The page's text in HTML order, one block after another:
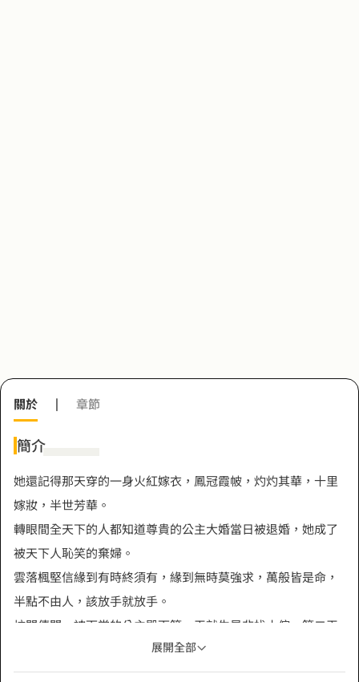
關於 | 章節
簡介
她還記得那天穿的一身火紅嫁衣，鳳冠霞帔，灼灼其華，十里
嫁妝，半世芳華。
轉眼間全天下的人都知道尊貴的公主大婚當日被退婚，她成了
被天下人恥笑的棄婦。
雲落楓堅信緣到有時終須有，緣到無時莫強求，萬般皆是命，
半點不由人，該放手就放手。
坊間傳聞，被下堂的公主殿下第一天就生是非找小倌，第二天
擲千金混賭坊，第三天…頗有破罐子破摔到底的架勢。
然而某一天丫鬟火急火燎的跑來：「公主公主，聽說鄰國皇子
展開全部